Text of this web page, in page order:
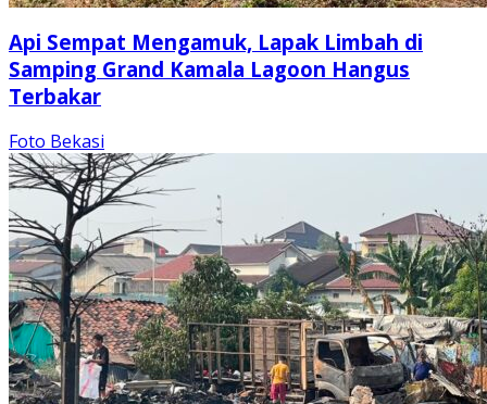
Api Sempat Mengamuk, Lapak Limbah di
Samping Grand Kamala Lagoon Hangus
Terbakar
Foto Bekasi